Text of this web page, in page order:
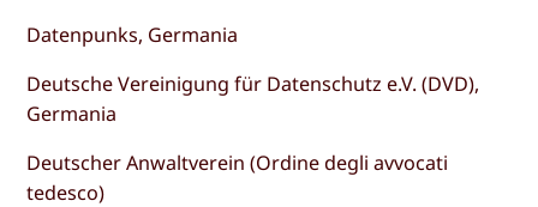
Datenpunks, Germania
Deutsche Vereinigung für Datenschutz e.V. (DVD),
Germania
Deutscher Anwaltverein (Ordine degli avvocati
tedesco)